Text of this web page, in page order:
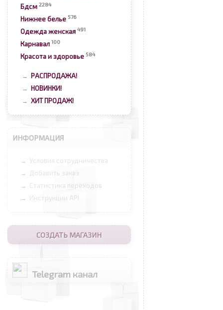
Бдсм 2284
Нижнее белье 576
Одежда женская 491
Карнавал 100
Красота и здоровье 584
→ РАСПРОДАЖА!
→ НОВИНКИ!
→ ХИТ ПРОДАЖ!
ИНФОРМАЦИЯ
→ Условия сотрудничества
→ Добавить заказ
→ Статистика переходов
→ Инструкции API
СОЗДАТЬ МАГАЗИН
Telegram канал